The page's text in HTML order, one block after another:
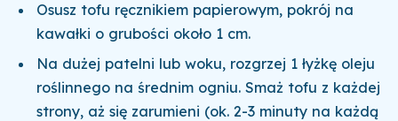
Osusz tofu ręcznikiem papierowym, pokrój na
kawałki o grubości około 1 cm.
Na dużej patelni lub woku, rozgrzej 1 łyżkę oleju
roślinnego na średnim ogniu. Smaż tofu z każdej
strony, aż się zarumieni (ok. 2-3 minuty na każdą